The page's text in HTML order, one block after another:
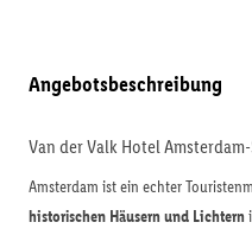
Angebotsbeschreibung
Van der Valk Hotel
Amsterdam ist ein echter
historischen Häusern und Lichtern